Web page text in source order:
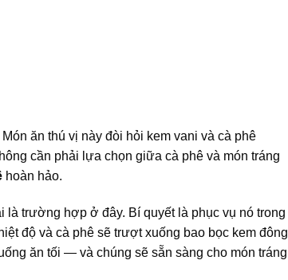
ăn thú vị này đòi hỏi kem vani và cà phê
cần phải lựa chọn giữa cà phê và món tráng
hoàn hảo.
là trường hợp ở đây. Bí quyết là phục vụ nó trong
độ và cà phê sẽ trượt xuống bao bọc kem đông
ăn tối — và chúng sẽ sẵn sàng cho món tráng